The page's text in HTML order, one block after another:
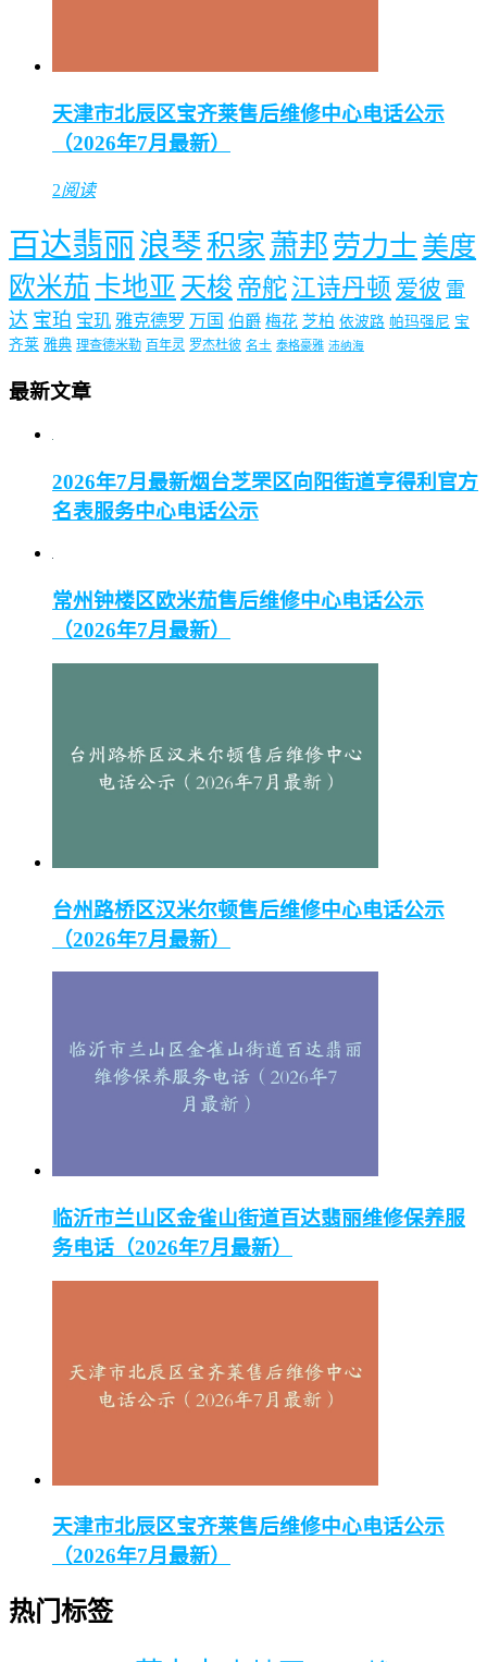
天津市北辰区宝齐莱售后维修中心电话公示
（2026年7月最新）
2阅读
百达翡丽 浪琴 积家 萧邦 劳力士 美度
欧米茄 卡地亚 天梭 帝舵 江诗丹顿 爱彼 雷
达 宝珀 宝玑 雅克德罗 万国 伯爵 梅花 芝柏 依波路 帕玛强尼 宝
齐莱 雅典 理查德米勒 百年灵 罗杰杜彼 名士 泰格豪雅 沛纳海
最新文章
2026年7月最新烟台芝罘区向阳街道亨得利官方
名表服务中心电话公示
常州钟楼区欧米茄售后维修中心电话公示
（2026年7月最新）
台州路桥区汉米尔顿售后维修中心电话公示
（2026年7月最新）
临沂市兰山区金雀山街道百达翡丽维修保养服
务电话（2026年7月最新）
天津市北辰区宝齐莱售后维修中心电话公示
（2026年7月最新）
热门标签